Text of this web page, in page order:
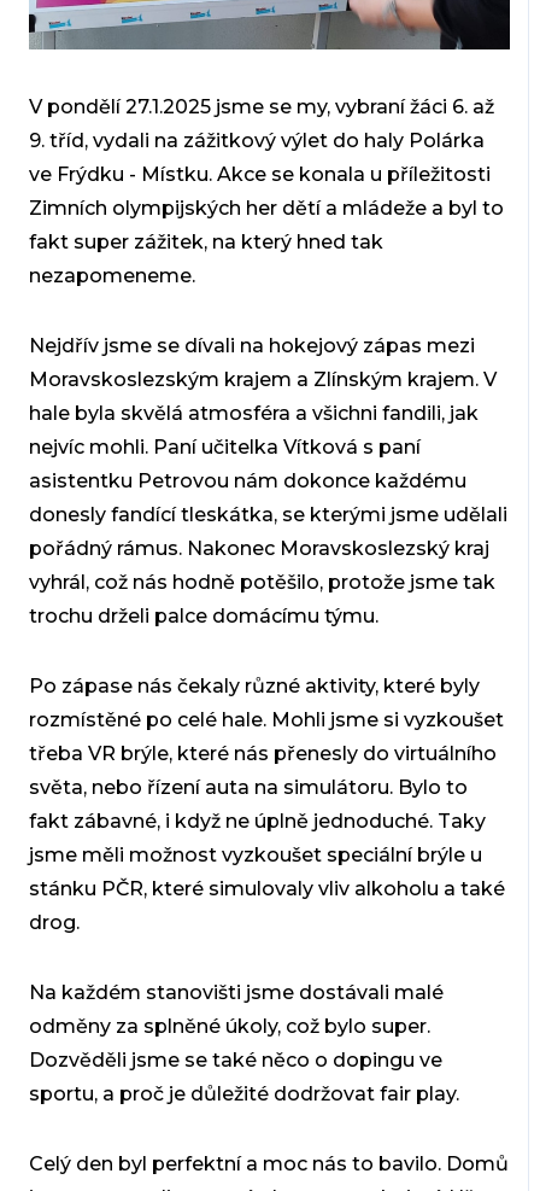
V pondělí 27.1.2025 jsme se my, vybraní žáci 6. až
9. tříd, vydali na zážitkový výlet do haly Polárka
ve Frýdku - Místku. Akce se konala u příležitosti
Zimních olympijských her dětí a mládeže a byl to
fakt super zážitek, na který hned tak
nezapomeneme.
Nejdřív jsme se dívali na hokejový zápas mezi
Moravskoslezským krajem a Zlínským krajem. V
hale byla skvělá atmosféra a všichni fandili, jak
nejvíc mohli. Paní učitelka Vítková s paní
asistentku Petrovou nám dokonce každému
donesly fandící tleskátka, se kterými jsme udělali
pořádný rámus. Nakonec Moravskoslezský kraj
vyhrál, což nás hodně potěšilo, protože jsme tak
trochu drželi palce domácímu týmu.
Po zápase nás čekaly různé aktivity, které byly
rozmístěné po celé hale. Mohli jsme si vyzkoušet
třeba VR brýle, které nás přenesly do virtuálního
světa, nebo řízení auta na simulátoru. Bylo to
fakt zábavné, i když ne úplně jednoduché. Taky
jsme měli možnost vyzkoušet speciální brýle u
stánku PČR, které simulovaly vliv alkoholu a také
drog.
Na každém stanovišti jsme dostávali malé
odměny za splněné úkoly, což bylo super.
Dozvěděli jsme se také něco o dopingu ve
sportu, a proč je důležité dodržovat fair play.
Celý den byl perfektní a moc nás to bavilo. Domů